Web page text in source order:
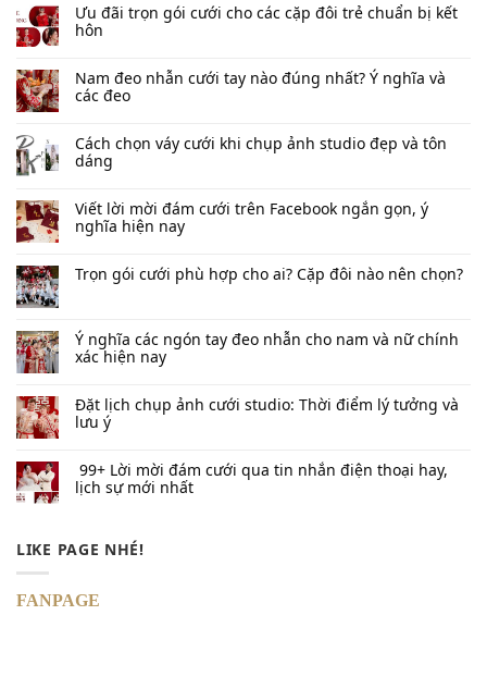
Ưu đãi trọn gói cưới cho các cặp đôi trẻ chuẩn bị kết
hôn
Nam đeo nhẫn cưới tay nào đúng nhất​? Ý nghĩa và
các đeo
Cách chọn váy cưới khi chụp ảnh studio đẹp và tôn
dáng
Viết lời mời đám cưới trên Facebook​ ngắn gọn, ý
nghĩa hiện nay
Trọn gói cưới phù hợp cho ai? Cặp đôi nào nên chọn?
Ý nghĩa các ngón tay đeo nhẫn cho nam và nữ chính
xác hiện nay
Đặt lịch chụp ảnh cưới studio: Thời điểm lý tưởng và
lưu ý
99+ Lời mời đám cưới qua tin nhắn​ điện thoại hay,
lịch sự mới nhất
LIKE PAGE NHÉ!
FANPAGE